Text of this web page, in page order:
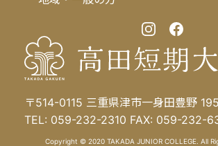
〒514-0115 三重県津市一身田豊野
TEL: 059-232-2310 FAX: 059-232-
Copyright © 2020 TAKADA JUNIOR COLLEGE. All